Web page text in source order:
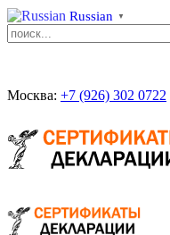
Russian ▼
Москва: +7 (926) 302 0722